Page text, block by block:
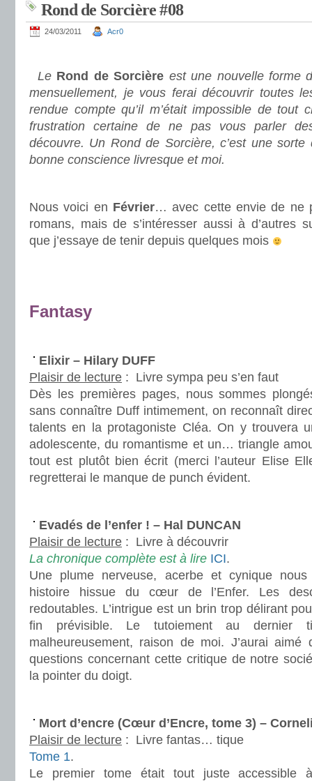
Rond de Sorcière #08
24/03/2011 Acr0
Le Rond de Sorcière est une nouvelle forme
mensuellement, je vous ferai découvrir toutes
rendue compte qu’il m’était impossible de tout
frustration certaine de ne pas vous parler
découvre. Un Rond de Sorcière, c’est une
bonne conscience livresque et moi.
Nous voici en Février… avec cette envie de ne
romans, mais de s’intéresser aussi à d’autres
que j’essaye de tenir depuis quelques mois
Fantasy
Elixir – Hilary DUFF
Plaisir de lecture : Livre sympa peu s’en faut
Dès les premières pages, nous sommes
sans connaître Duff intimement, on reconnaît
talents en la protagoniste Cléa. On y trouvera
adolescente, du romantisme et un… triangle
tout est plutôt bien écrit (merci l’auteur Elise
regretterai le manque de punch évident.
Evadés de l’enfer ! – Hal DUNCAN
Plaisir de lecture : Livre à découvrir
La chronique complète est à lire ICI.
Une plume nerveuse, acerbe et cynique
histoire hissue du cœur de l’Enfer. Les
redoutables. L’intrigue est un brin trop délirant
fin prévisible. Le tutoiement au
malheureusement, raison de moi. J’aurai aimé
questions concernant cette critique de notre
la pointer du doigt.
Mort d’encre (Cœur d’Encre, tome 3) –
Plaisir de lecture : Livre fantas… tique
Tome 1.
Le premier tome était tout juste accessible